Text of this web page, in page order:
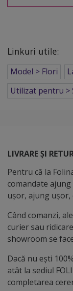
Linkuri utile:
Model > Flori
Utilizat pentru >
LIVRARE ȘI
Pentru că la
comandate
ușor, ajung ușor,
Când comanzi,
curier sau
showroom se
Dacă nu ești
atât la sediul
completarea